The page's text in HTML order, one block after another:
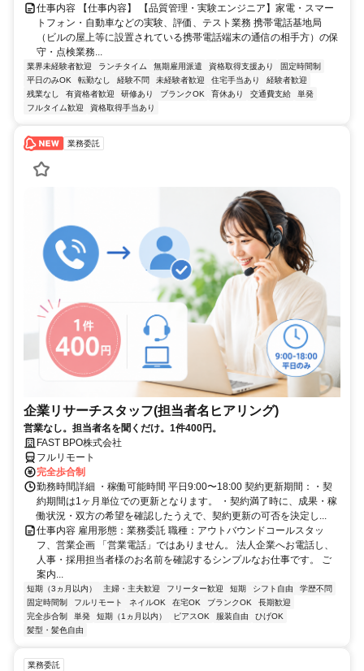
仕事内容 【仕事内容】 【品質管理・実験エンジニア】家電・スマー
トフォン・自動車などの実験、評価、テスト業務 携帯電話基地局
（ビルの屋上等に設置されている携帯電話端末の通信の相手方）の保
守・点検業務...
業界未経験者歓迎 ランチタイム 無期雇用派遣 資格取得支援あり
固定時間制
平日のみOK
転勤なし 経験不問 未経験者歓迎 住宅手当あり
経験者歓迎
残業なし
有資格者歓迎 研修あり ブランクOK 育休あり 交通費支給
単発
フルタイム歓迎
資格取得手当あり
業務委託
企業リサーチスタッフ(担当者名ヒアリング)
営業なし。担当者名を聞くだけ。1件400円。
FAST BPO株式会社
フルリモート
完全歩合制
勤務時間詳細 ・稼働可能時間 平日9:00〜18:00 契約更新期間：・契
約期間は1ヶ月単位での更新となります。 ・契約満了時に、成果・稼
働状況・双方の希望を確認したうえで、契約更新の可否を決定し...
仕事内容 雇用形態：業務委託 職種：アウトバウンドコールスタッ
フ、営業企画 「営業電話」ではありません。 法人企業へお電話し、
人事・採用担当者様のお名前を確認するシンプルなお仕事です。 ご
案内...
短期（3ヵ月以内） 主婦・主夫歓迎 フリーター歓迎 短期 シフト自由
学歴不問
固定時間制
フルリモート ネイルOK 在宅OK ブランクOK
長期歓迎
完全歩合制
単発 短期（1ヵ月以内） ピアスOK 服装自由
ひげOK
髪型・髪色自由
業務委託